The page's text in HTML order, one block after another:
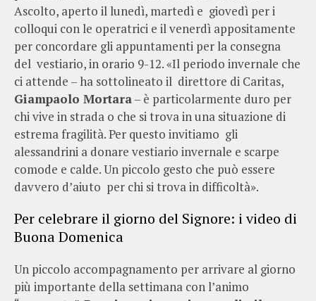
Ascolto, aperto il lunedì, martedì e giovedì per i
colloqui con le operatrici e il venerdì appositamente
per concordare gli appuntamenti per la consegna
del vestiario, in orario 9-12. «Il periodo invernale che
ci attende – ha sottolineato il direttore di Caritas,
Giampaolo Mortara– è particolarmente duro per
chi vive in strada o che si trova in una situazione di
estrema fragilità. Per questo invitiamo gli
alessandrini a donare vestiario invernale e scarpe
comode e calde. Un piccolo gesto che può essere
davvero d’aiuto per chi si trova in difficoltà».
Per celebrare il giorno del Signore: i video di
Buona Domenica
Un piccolo accompagnamento per arrivare al giorno
più importante della settimana con l’animo